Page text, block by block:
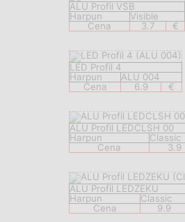
ALU Profil VSB
Harpun
Visible
Cena
3.7 €
LED Profil 4
Harpun
ALU 004
Cena
6.9 €
ALU Profil LEDCLSH 00
Harpun
Classic
Cena
3.9
ALU Profil LEDZEKU
Harpun
Classic
Cena
9.9